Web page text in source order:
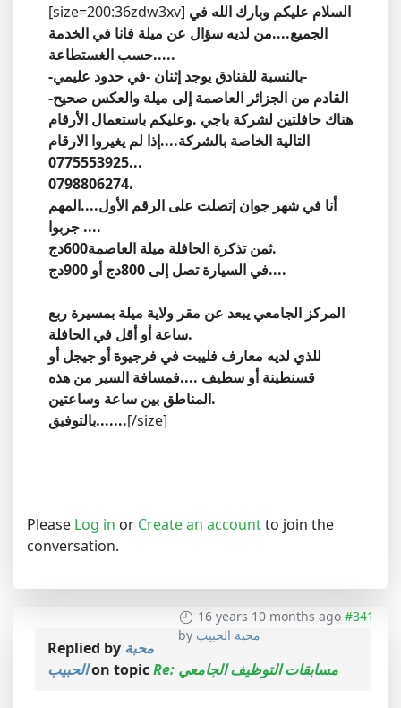
[size=200:36zdw3xv]
الجميع....من لديه سؤال عن ميلة فانا في الخدمة
حسب الغستطاعة.....
-بالنسبة للفنادق يوجد إثنان -في حدود عليمي-
-القادم من الجزائر العاصمة إلى ميلة والعكس صحيح
هناك حافلتين لشركة باجي .وعليكم باستعمال الأرقام
التالية الخاصة بالشركة....إذا لم يغيروا الارقام
...0775553925
0798806274.
أنا في شهر جوان إتصلت على الرقم الأول....المهم
جربوا ....
ثمن تذكرة الحافلة ميلة العاصمة600دج.
في السيارة تصل إلى 800دج أو 900دج....
المركز الجامعي يبعد عن مقر ولاية ميلة بمسيرة ربع
ساعة أو أقل في الحافلة.
للذي لديه معارف فليبت في فرجيوة أو جيجل أو
قسنطينة أو سطيف ....فمسافة السير من هذه
المناطق بين ساعة وساعتين.
بالتوفيق.......[/size]
Please Log in or Create an accountto join the
conversation.
16 years 10 months ago #341
by محبة الحبيب
Replied by محبة
الحبيبon topic Re: مسابقات التوظيف الجامعي